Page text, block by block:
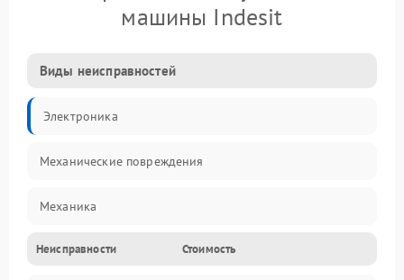
машины Indesit
Виды неисправностей
Электроника
Механические повреждения
Механика
Управление
Неисправности Стоимость